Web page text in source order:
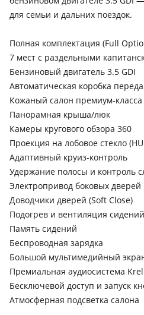
для семьи и дальних поездок.
Полная комплектация (Full
7 мест с раздельными
Бензиновый двигатель 3.5 GDI
Автоматическая коробка
Кожаный салон премиум-класса
Панорамная крыша/люк
Камеры кругового обзора 360
Проекция на лобовое стекло
Адаптивный круиз-контроль
Удержание полосы и контроль
Электропривод боковых дверей
Доводчики дверей (Soft Close)
Подогрев и вентиляция сидений
Память сидений
Беспроводная зарядка
Большой мультимедийный
Премиальная аудиосистема
Бесключевой доступ и запуск
Атмосферная подсветка салона